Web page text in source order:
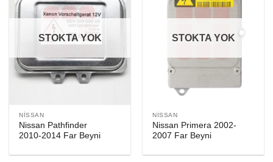
STOKTA YOK
NISSAN
Nissan Pathfinder
2010-2014 Far Beyni
STOKTA YOK
NISSAN
Nissan Primera 2002-
2007 Far Beyni